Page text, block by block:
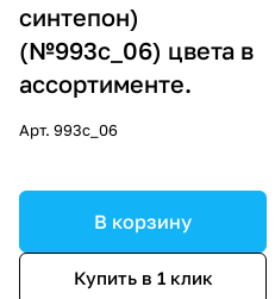
синтепон)
(№993с_06) цвета в
ассортименте.
Арт. 993с_06
В корзину
Купить в 1 клик